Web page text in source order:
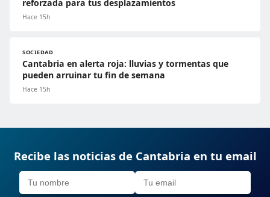
reforzada para tus desplazamientos
Hace 15h
SOCIEDAD
Cantabria en alerta roja: lluvias y tormentas que
pueden arruinar tu fin de semana
Hace 15h
Recibe las noticias de Cantabria en tu email